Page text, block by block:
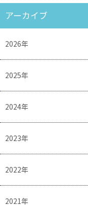
アーカイブ
2026年
2025年
2024年
2023年
2022年
2021年